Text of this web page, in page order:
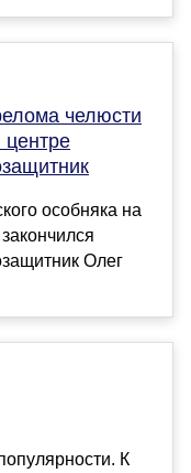
челюсти
центре
особняка на
Олег
К